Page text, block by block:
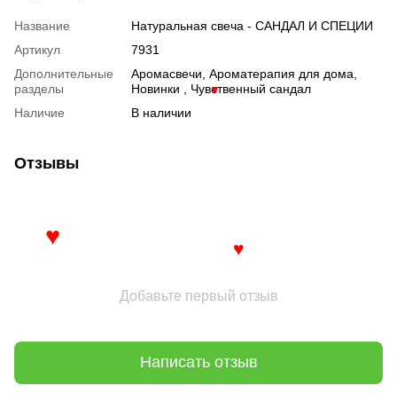
Название
Натуральная свеча - САНДАЛ И СПЕЦИИ
Артикул
7931
Дополнительные
разделы
Аромасвечи, Ароматерапия для дома,
Новинки , Чувственный сандал
Наличие
В наличии
Отзывы
Добавьте первый отзыв
Написать отзыв